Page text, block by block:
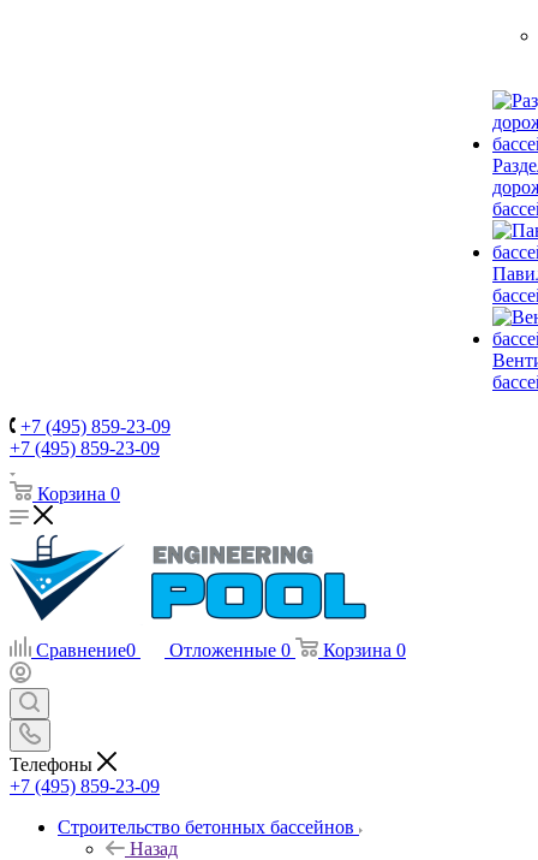
+7 (495) 859-23-09
+7 (495) 859-23-09
Корзина 0
Сравнение0 Отложенные 0 Корзина 0
Телефоны
+7 (495) 859-23-09
Строительство бетонных бассейнов
Назад